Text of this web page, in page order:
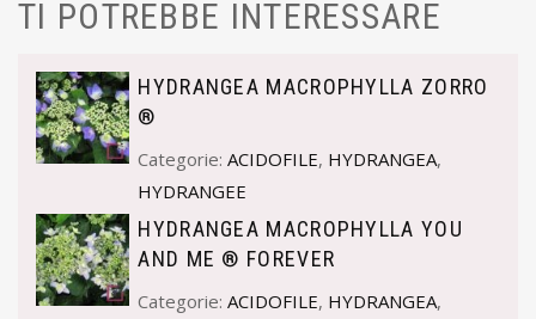
TI POTREBBE INTERESSARE
HYDRANGEA MACROPHYLLA ZORRO
®
Categorie:ACIDOFILE, HYDRANGEA,
HYDRANGEE
HYDRANGEA MACROPHYLLA YOU
AND ME ® FOREVER
Categorie:ACIDOFILE, HYDRANGEA,